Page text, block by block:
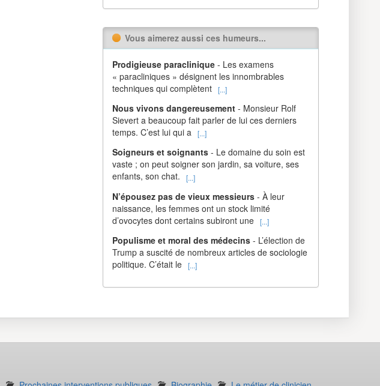
Vous aimerez aussi ces humeurs...
Prodigieuse paraclinique - Les examens
« paracliniques » désignent les innombrables
techniques qui complètent [...]
Nous vivons dangereusement - Monsieur Rolf
Sievert a beaucoup fait parler de lui ces derniers
temps. C’est lui qui a [...]
Soigneurs et soignants - Le domaine du soin est
vaste ; on peut soigner son jardin, sa voiture, ses
enfants, son chat.
[...]
N’épousez pas de vieux messieurs - À leur
naissance, les femmes ont un stock limité
d’ovocytes dont certains subiront une [...]
Populisme et moral des médecins - L’élection de
Trump a suscité de nombreux articles de sociologie
politique. C’était le [...]